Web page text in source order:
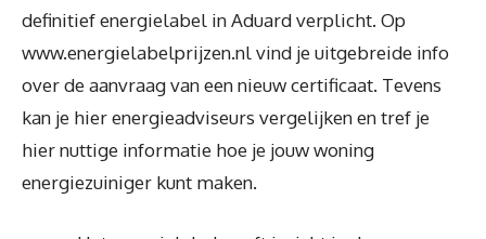
definitief energielabel in Aduard verplicht. Op
www.energielabelprijzen.nl vind je uitgebreide info
over de aanvraag van een nieuw certificaat. Tevens
kan je hier energieadviseurs vergelijken en tref je
hier nuttige informatie hoe je jouw woning
energiezuiniger kunt maken.